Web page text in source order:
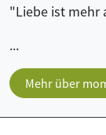
"Liebe ist mehr
...
Mehr über